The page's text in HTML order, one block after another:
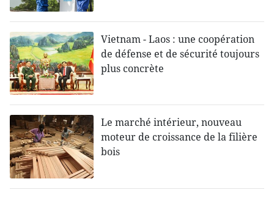
Vietnam - Laos : une coopération
de défense et de sécurité toujours
plus concrète
Le marché intérieur, nouveau
moteur de croissance de la filière
bois